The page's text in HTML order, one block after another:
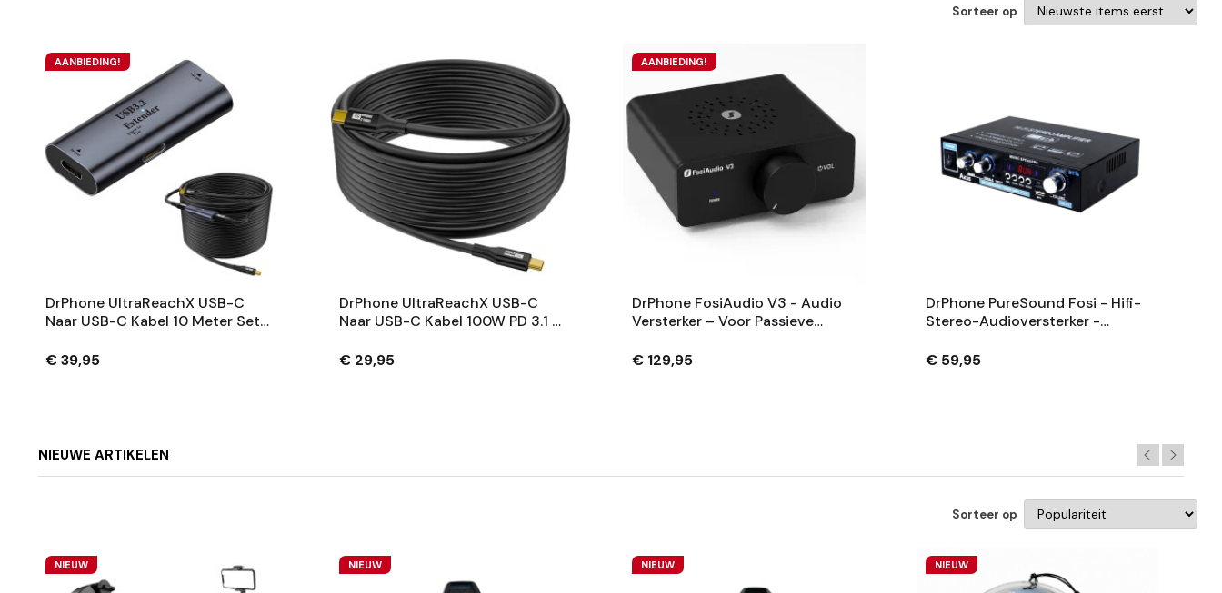
Sorteer op
AANBIEDING!
DrPhone UltraReachX USB-C
Naar USB-C Kabel 10 Meter Set
Signaalversterker – (2x 5M +
€ 39,95
DrPhone UltraReachX USB-C
Naar USB-C Kabel 100W PD 3.1 –
€ 29,95
AANBIEDING!
DrPhone FosiAudio V3 - Audio
Versterker – Voor Passieve
- Japanse ELNA-
€ 129,95
DrPhone PureSound Fosi - Hifi-
Stereo-Audioversterker -
Versterker - 2-Kanaals Output
€ 59,95
NIEUWE ARTIKELEN
Sorteer op
NIEUW NIEUW NIEUW NIEUW